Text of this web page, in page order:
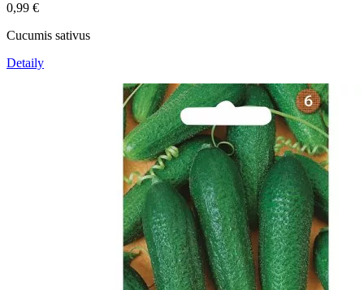
0,99 €
Cucumis sativus
Detaily